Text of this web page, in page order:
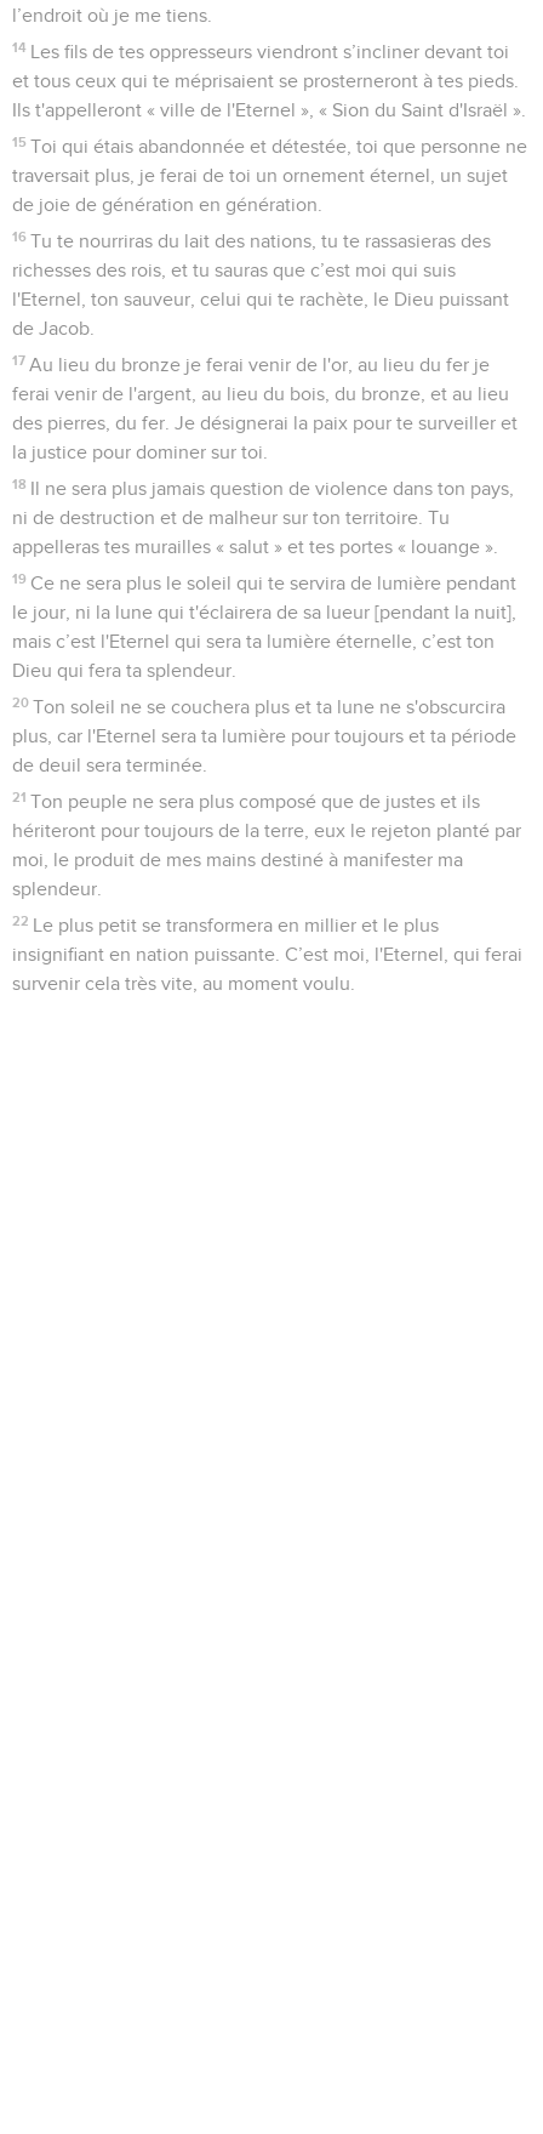
l’endroit où je me tiens.
14 Les fils de tes oppresseurs viendront s’incliner devant toi
et tous ceux qui te méprisaient se prosterneront à tes pieds.
Ils t'appelleront « ville de l'Eternel », « Sion du Saint d'Israël ».
15 Toi qui étais abandonnée et détestée, toi que personne ne
traversait plus, je ferai de toi un ornement éternel, un sujet
de joie de génération en génération.
16 Tu te nourriras du lait des nations, tu te rassasieras des
richesses des rois, et tu sauras que c’est moi qui suis
l'Eternel, ton sauveur, celui qui te rachète, le Dieu puissant
de Jacob.
17 Au lieu du bronze je ferai venir de l'or, au lieu du fer je
ferai venir de l'argent, au lieu du bois, du bronze, et au lieu
des pierres, du fer. Je désignerai la paix pour te surveiller et
la justice pour dominer sur toi.
18 Il ne sera plus jamais question de violence dans ton pays,
ni de destruction et de malheur sur ton territoire. Tu
appelleras tes murailles « salut » et tes portes « louange ».
19 Ce ne sera plus le soleil qui te servira de lumière pendant
le jour, ni la lune qui t'éclairera de sa lueur [pendant la nuit],
mais c’est l'Eternel qui sera ta lumière éternelle, c’est ton
Dieu qui fera ta splendeur.
20 Ton soleil ne se couchera plus et ta lune ne s'obscurcira
plus, car l'Eternel sera ta lumière pour toujours et ta période
de deuil sera terminée.
21 Ton peuple ne sera plus composé que de justes et ils
hériteront pour toujours de la terre, eux le rejeton planté par
moi, le produit de mes mains destiné à manifester ma
splendeur.
22 Le plus petit se transformera en millier et le plus
insignifiant en nation puissante. C’est moi, l'Eternel, qui ferai
survenir cela très vite, au moment voulu.